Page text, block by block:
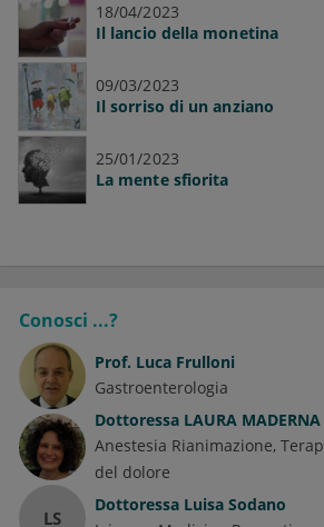
18/04/2023
Il lancio della monetina
09/03/2023
Il sorriso di un anziano
25/01/2023
La mente sfiorita
Conosci ...?
Prof. Luca Frulloni
Gastroenterologia
Dottoressa LAURA MADERNA
Anestesia Rianimazione,
del dolore
LS
Dottoressa Luisa Sodano